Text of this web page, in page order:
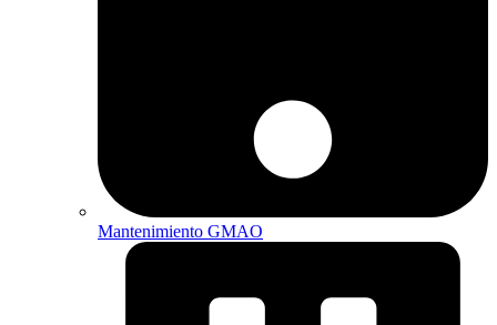
Mantenimiento GMAO